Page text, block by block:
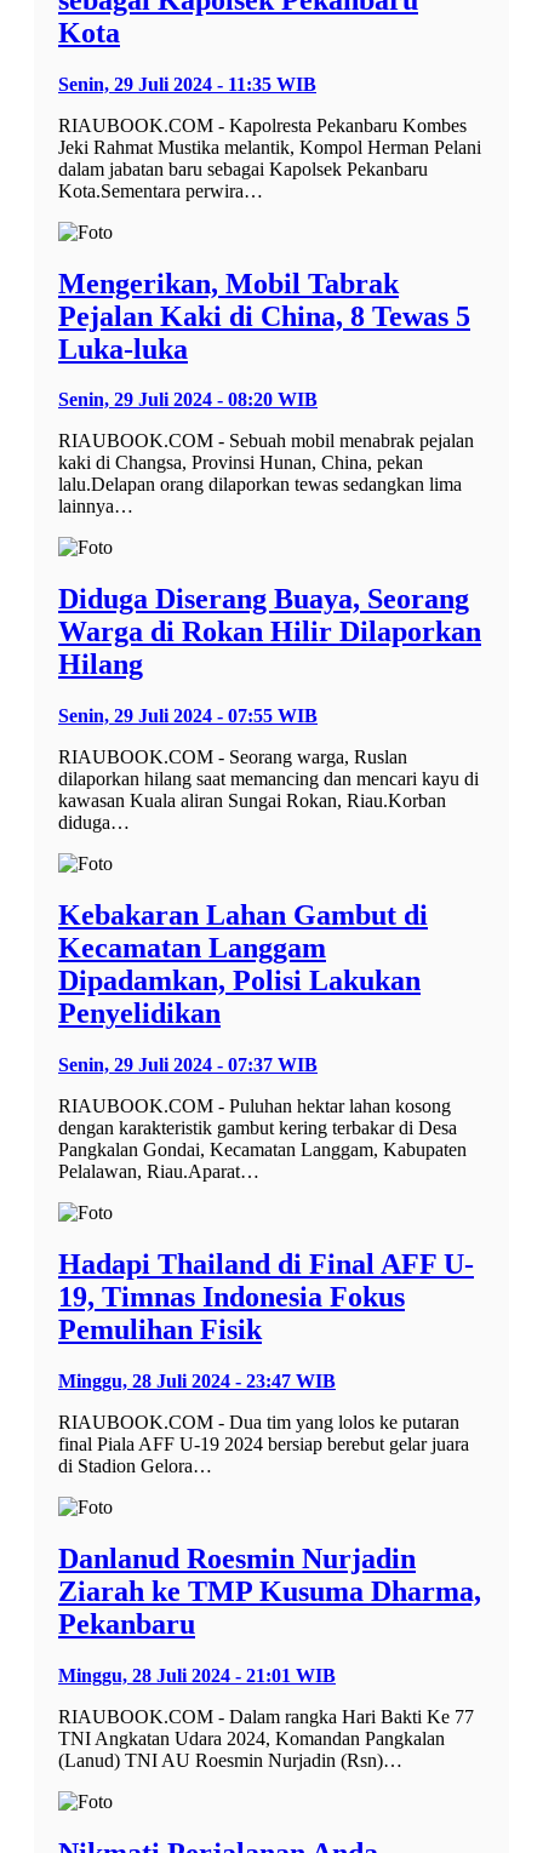
Kota
Senin, 29 Juli 2024 - 11:35 WIB
RIAUBOOK.COM - Kapolresta Pekanbaru Kombes
Jeki Rahmat Mustika melantik, Kompol Herman Pelani
dalam jabatan baru sebagai Kapolsek Pekanbaru
Kota.Sementara perwira…
Mengerikan, Mobil Tabrak
Pejalan Kaki di China, 8 Tewas 5
Luka-luka
Senin, 29 Juli 2024 - 08:20 WIB
RIAUBOOK.COM - Sebuah mobil menabrak pejalan
kaki di Changsa, Provinsi Hunan, China, pekan
lalu.Delapan orang dilaporkan tewas sedangkan lima
lainnya…
Diduga Diserang Buaya, Seorang
Warga di Rokan Hilir Dilaporkan
Hilang
Senin, 29 Juli 2024 - 07:55 WIB
RIAUBOOK.COM - Seorang warga, Ruslan
dilaporkan hilang saat memancing dan mencari kayu di
kawasan Kuala aliran Sungai Rokan, Riau.Korban
diduga…
Kebakaran Lahan Gambut di
Kecamatan Langgam
Dipadamkan, Polisi Lakukan
Penyelidikan
Senin, 29 Juli 2024 - 07:37 WIB
RIAUBOOK.COM - Puluhan hektar lahan kosong
dengan karakteristik gambut kering terbakar di Desa
Pangkalan Gondai, Kecamatan Langgam, Kabupaten
Pelalawan, Riau.Aparat…
Hadapi Thailand di Final AFF U-
19, Timnas Indonesia Fokus
Pemulihan Fisik
Minggu, 28 Juli 2024 - 23:47 WIB
RIAUBOOK.COM - Dua tim yang lolos ke putaran
final Piala AFF U-19 2024 bersiap berebut gelar juara
di Stadion Gelora…
Danlanud Roesmin Nurjadin
Ziarah ke TMP Kusuma Dharma,
Pekanbaru
Minggu, 28 Juli 2024 - 21:01 WIB
RIAUBOOK.COM - Dalam rangka Hari Bakti Ke 77
TNI Angkatan Udara 2024, Komandan Pangkalan
(Lanud) TNI AU Roesmin Nurjadin (Rsn)…